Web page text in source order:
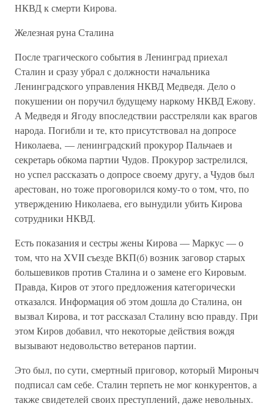
НКВД к смерти Кирова.
Железная руна Сталина
После трагического события в Ленинград приехал
Сталин и сразу убрал с должности начальника
Ленинградского управления НКВД Медведя. Дело о
покушении он поручил будущему наркому НКВД Ежову.
А Медведя и Ягоду впоследствии расстреляли как врагов
народа. Погибли и те, кто присутствовал на допросе
Николаева, — ленинградский прокурор Пальчаев и
секретарь обкома партии Чудов. Прокурор застрелился,
но успел рассказать о допросе своему другу, а Чудов был
арестован, но тоже проговорился кому-то о том, что, по
утверждению Николаева, его вынудили убить Кирова
сотрудники НКВД.
Есть показания и сестры жены Кирова — Маркус — о
том, что на XVII съезде ВКП(б) возник заговор старых
большевиков против Сталина и о замене его Кировым.
Правда, Киров от этого предложения категорически
отказался. Информация об этом дошла до Сталина, он
вызвал Кирова, и тот рассказал Сталину всю правду. При
этом Киров добавил, что некоторые действия вождя
вызывают недовольство ветеранов партии.
Это был, по сути, смертный приговор, который Мироныч
подписал сам себе. Сталин терпеть не мог конкурентов, а
также свидетелей своих преступлений, даже невольных.